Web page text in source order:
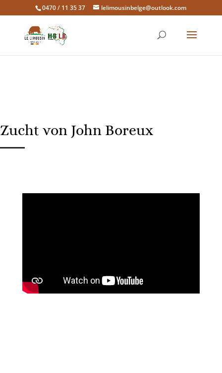
0470 / 11 35 37 lelimousinbelge@outlook.com
Zucht von John Boreux